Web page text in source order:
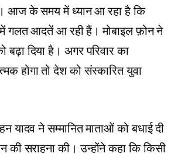
आज के समय में ध्यान आ रहा है कि
गलत आदतें आ रही हैं। मोबाइल फ़ोन ने
दिया है। अगर परिवार का
होगा तो देश को संस्कारित युवा
यादव ने सम्मानित माताओं को बधाई दी
की सराहना की। उन्होंने कहा कि किसी